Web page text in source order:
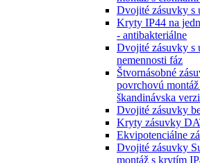
Dvojité zásuvky s
Kryty IP44 na
- antibakteriálne
Dvojité zásuvky s
nemennosti fáz
Štvornásobné
povrchovú
škandinávska
Dvojité zásuvky
Kryty zásuvky
Ekvipotenciálne
Dvojité zásuvky
montáž s krytím